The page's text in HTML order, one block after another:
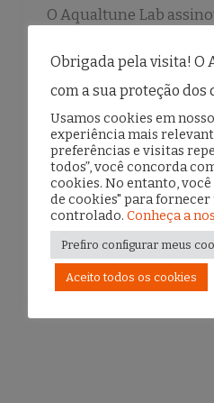
O Aqualtune Lab
regulação urgente de
iniciativa, organizada
na Rede, […]
F
a
c
e
T
w
it
te
E
m
ai
l
S
h
ar
e
Obrigada pela visita! O
com a sua proteção dos
Usamos cookies em
experiência mais
preferências e visitas
todos”, você concorda
cookies. No entanto,
de cookies" para
controlado. Conheça a
Prefiro configurar meus
Aceito todos os cookies